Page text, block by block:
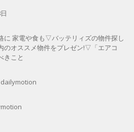
に 家電や食も▽バッテリィズの物件探し
のオススメ物件をプレゼン!▽「エアコ
きこと
dailymotion